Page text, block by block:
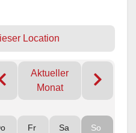
Location
Aktueller
Monat
Fr Sa So